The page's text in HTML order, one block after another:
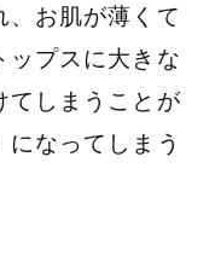
、お肌が薄くて
ップスに大きな
てしまうことが
なってしまう